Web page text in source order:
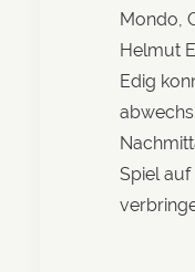
Mondo,
Helmut
Edig
Spiel auf